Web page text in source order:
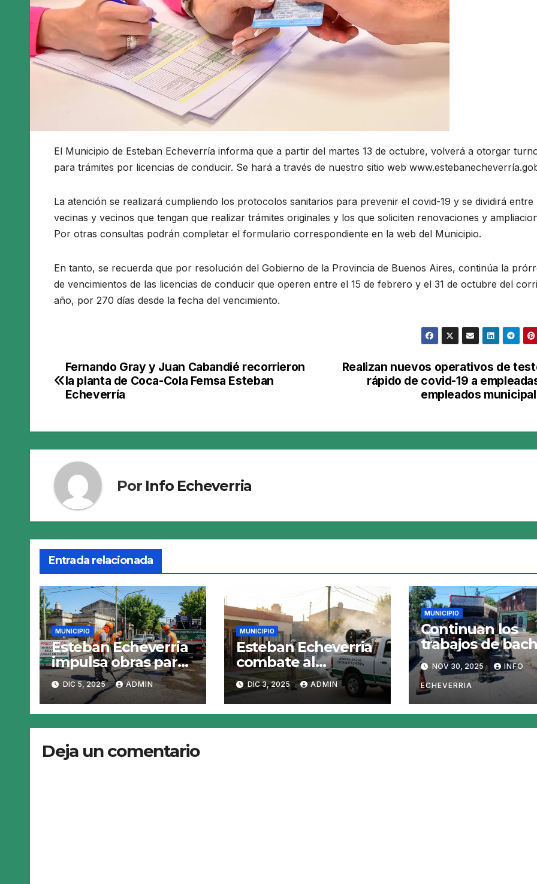
El Municipio de Esteban Echeverría informa que a partir del martes 13 de octubre, volverá a otorgar
para trámites por licencias de conducir. Se hará a través de nuestro sitio web
La atención se realizará cumpliendo los protocolos sanitarios para prevenir el covid-19 y se dividirá entre
vecinas y vecinos que tengan que realizar trámites originales y los que soliciten renovaciones y
Por otras consultas podrán completar el formulario correspondiente en la web del Municipio.
En tanto, se recuerda que por resolución del Gobierno de la Provincia de Buenos Aires, continúa la
de vencimientos de las licencias de conducir que operen entre el 15 de febrero y el 31 de octubre del
año, por 270 días desde la fecha del vencimiento.
Navegación
de
Realizan nuevos operativos de
rápido de covid-19 a
empleados
Fernando Gray y Juan Cabandié recorrieron
la planta de Coca-Cola Femsa Esteban
Echeverría
Por Info Echeverria
Entrada relacionada
MUNICIPIO
Esteban Echeverria
impulsa obras para
calles mas
resistentes y
seguras
DIC 5, 2025 ADMIN
MUNICIPIO
Esteban Echeverria
combate al
mosquito del
dengue con
fumigacion
DIC 3, 2025 ADMIN
MUNICIPIO
Continuan los
trabajos de
en 9 de Abril
NOV 30, 2025 INFO
ECHEVERRIA
Deja un comentario